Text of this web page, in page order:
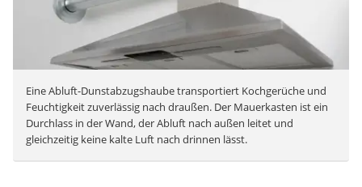
Eine Abluft-Dunstabzugshaube transportiert Kochgerüche und
Feuchtigkeit zuverlässig nach draußen. Der Mauerkasten ist ein
Durchlass in der Wand, der Abluft nach außen leitet und
gleichzeitig keine kalte Luft nach drinnen lässt.